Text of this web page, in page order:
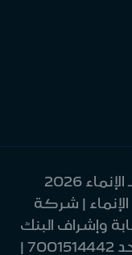
2026
| شركة
وإشراف البنك
المركزي السعودي | الرقم الموحد 7001514442 |